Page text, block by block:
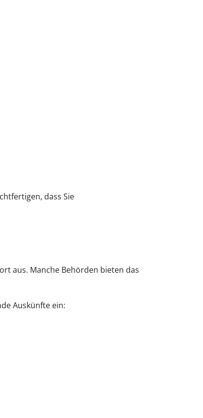
dass Sie
aus. Manche Behörden bieten das
Auskünfte ein: